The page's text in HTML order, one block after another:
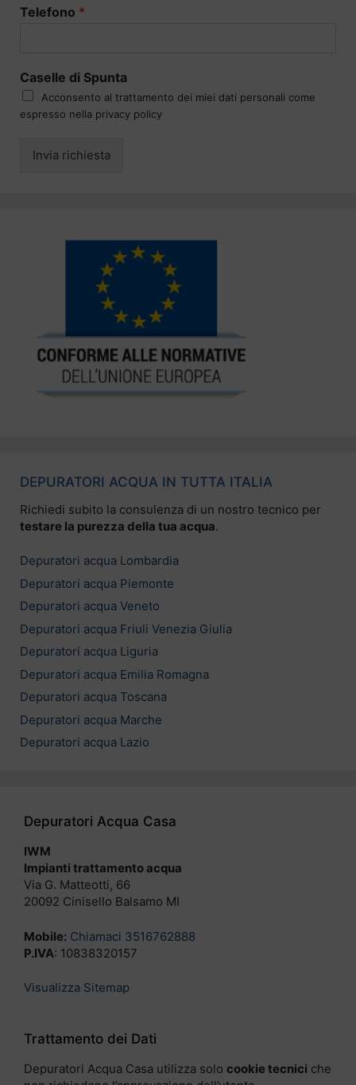
Telefono *
Caselle di Spunta
Acconsento al trattamento dei miei dati personali come
espresso nella privacy policy
Invia richiesta
DEPURATORI ACQUA IN TUTTA ITALIA
Richiedi subito la consulenza di un nostro tecnico per
testare la purezza della tua acqua.
Depuratori acqua Lombardia
Depuratori acqua Piemonte
Depuratori acqua Veneto
Depuratori acqua Friuli Venezia Giulia
Depuratori acqua Liguria
Depuratori acqua Emilia Romagna
Depuratori acqua Toscana
Depuratori acqua Marche
Depuratori acqua Lazio
Depuratori Acqua Casa
IWM
Impianti trattamento acqua
Via G. Matteotti, 66
20092 Cinisello Balsamo MI
Mobile: Chiamaci 3516762888
P.IVA: 10838320157
Visualizza Sitemap
Trattamento dei Dati
Depuratori Acqua Casa utilizza solo cookie tecnici che